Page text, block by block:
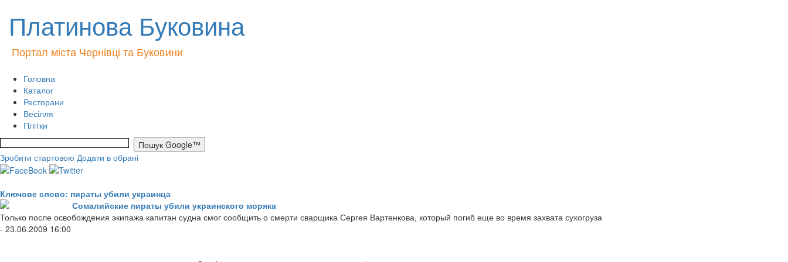
Платинова Буковина
Портал міста Чернівці та Буковини
Головна
Каталог
Ресторани
Весілля
Плітки
Зробити стартовою Додати в обрані
Ключове слово: пираты убили украинца
Сомалийские пираты убили украинского моряка
Только после освобождения экипажа капитан судна смог сообщить о смерти сварщика Сергея Вартенкова, который погиб еще во время захвата сухогруза
- 23.06.2009 16:00